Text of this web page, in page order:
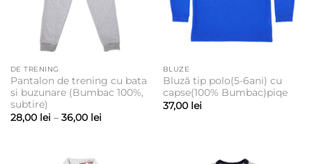
DE TRENING
Pantalon de trening cu bata
si buzunare (Bumbac 100%,
subtire)
28,00 lei – 36,00 leiInterval
BLUZE
Bluză tip polo(5-6ani) cu
capse(100% Bumbac)piqe
37,00 lei